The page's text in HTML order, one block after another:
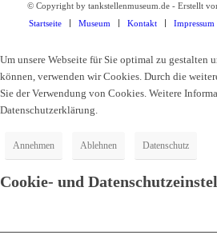
© Copyright by tankstellenmuseum.de - Erstellt
Startseite
Museum Kontakt Impressum
Um unsere Webseite für Sie optimal zu gestalten
können, verwenden wir Cookies. Durch die
Sie der Verwendung von Cookies. Weitere
Datenschutzerklärung.
Annehmen Ablehnen Datenschutz
Cookie- und